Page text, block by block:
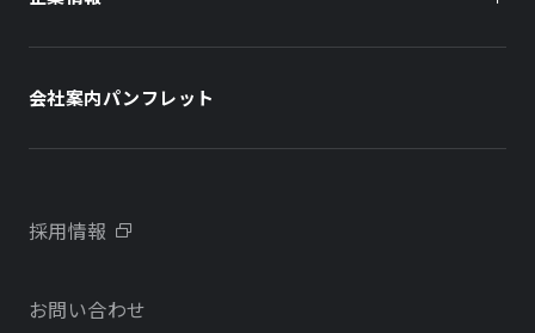
住まい（社宅・賃貸住宅）
学校・教育施設
不動産開発をご検討の方へ
物件をお探しの方向け
会社案内パンフレット
採用情報
お問い合わせ